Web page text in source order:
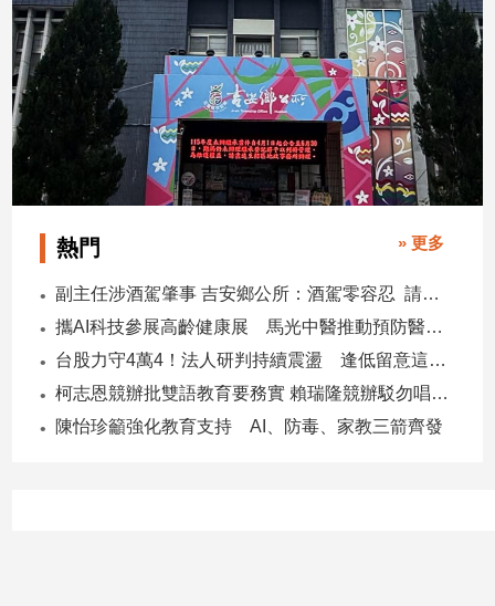
生
活
築/
室
內
設
旅
美
食
星
熱門 » 更多
副主任涉酒駕肇事 吉安鄉公所：酒駕零容忍 請辭獲准
攜AI科技參展高齡健康展 馬光中醫推動預防醫學迎接長壽新經濟
台股力守4萬4！法人研判持續震盪 逢低留意這些族群
柯志恩競辦批雙語教育要務實 賴瑞隆競辦駁勿唱衰高雄
陳怡珍籲強化教育支持 AI、防毒、家教三箭齊發